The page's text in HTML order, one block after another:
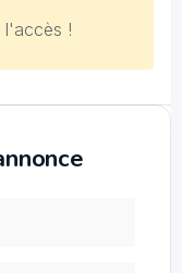
l'accès !